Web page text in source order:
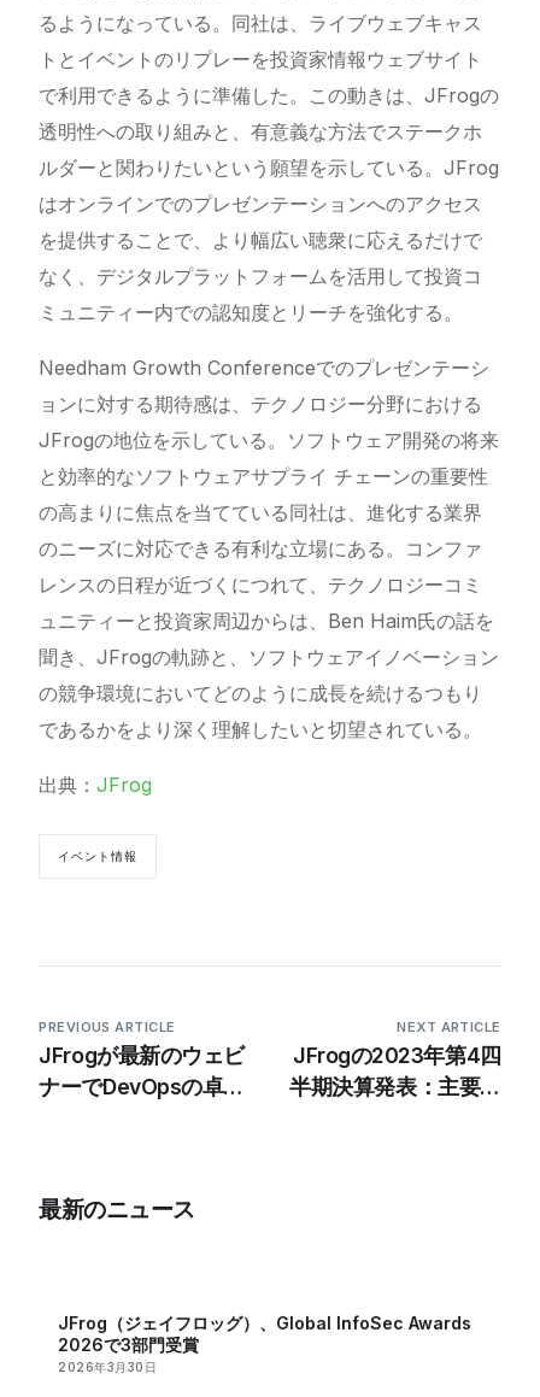
るようになっている。同社は、ライブウェブキャス
トとイベントのリプレーを投資家情報ウェブサイト
で利用できるように準備した。この動きは、JFrogの
透明性への取り組みと、有意義な方法でステークホ
ルダーと関わりたいという願望を示している。JFrog
はオンラインでのプレゼンテーションへのアクセス
を提供することで、より幅広い聴衆に応えるだけで
なく、デジタルプラットフォームを活用して投資コ
ミュニティー内での認知度とリーチを強化する。
Needham Growth Conferenceでのプレゼンテーシ
ョンに対する期待感は、テクノロジー分野における
JFrogの地位を示している。ソフトウェア開発の将来
と効率的なソフトウェアサプライ チェーンの重要性
の高まりに焦点を当てている同社は、進化する業界
のニーズに対応できる有利な立場にある。コンファ
レンスの日程が近づくにつれて、テクノロジーコミ
ュニティーと投資家周辺からは、Ben Haim氏の話を
聞き、JFrogの軌跡と、ソフトウェアイノベーション
の競争環境においてどのように成長を続けるつもり
であるかをより深く理解したいと切望されている。
出典：JFrog
イベント情報
PREVIOUS ARTICLE
JFrogが最新のウェビ
ナーでDevOpsの卓越
NEXT ARTICLE
JFrogの2023年第4四
半期決算発表：主要な
最新のニュース
JFrog（ジェイフロッグ）、Global InfoSec Awards
2026で3部門受賞
2026年3月30日